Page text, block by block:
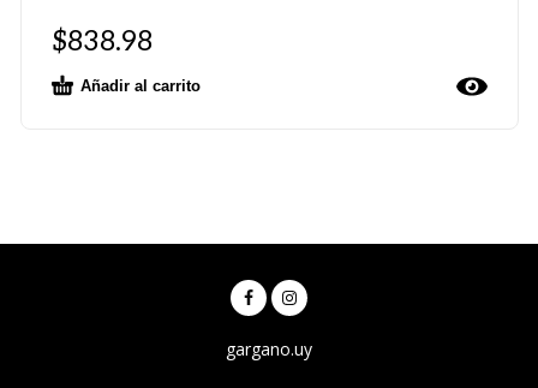
$838.98
Añadir al carrito
gargano.uy